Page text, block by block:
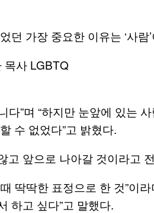
던 가장 중요한 이유는 ‘사람
다”며 “하지만 눈앞에 있는
수 없었다”고 밝혔다.
고 앞으로 나아갈 것이라고
딱딱한 표정으로 한 것”이
하고 싶다”고 말했다.